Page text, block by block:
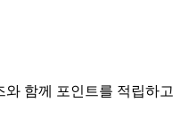
함께 포인트를 적립하고